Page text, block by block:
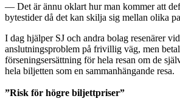
— Det är ännu oklart hur man kommer att
bytestider då det kan skilja sig mellan olika
I dag hjälper SJ och andra bolag resenärer
anslutningsproblem på frivillig väg, men
förseningsersättning för hela resan om de
hela biljetten som en sammanhängande resa.
”Risk för högre biljettpriser”